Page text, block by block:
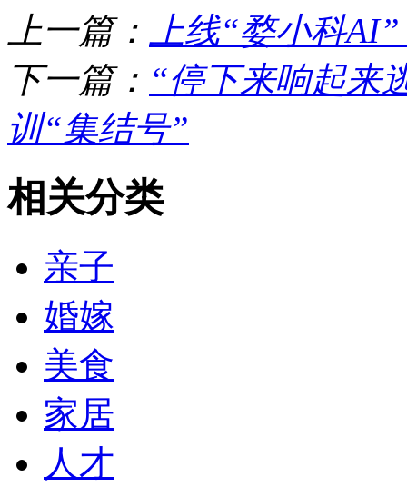
上一篇：
上线“婺小科
下一篇： “停下来响起来
训“集结号”
相关分类
亲子
婚嫁
美食
家居
人才